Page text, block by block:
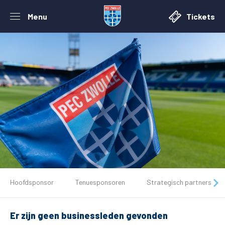
Menu Tickets
Tickets
Matchdays
Hoofdsponsor Tenuesponsoren Strategisch partners
Er zijn geen businessleden gevonden